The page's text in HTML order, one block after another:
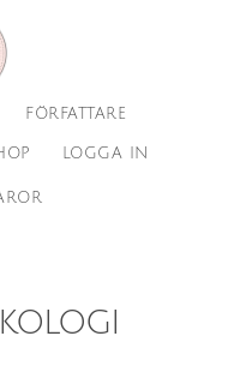
FÖRFATTARE
LOGGA IN